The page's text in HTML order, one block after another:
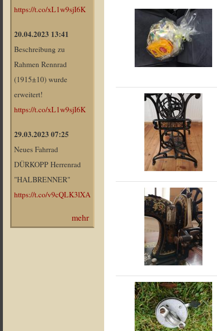
https://t.co/xL1w9sjI6K
20.04.2023 13:41
Beschreibung zu
Rahmen Rennrad
(1915±10) wurde
erweitert!
https://t.co/xL1w9sjI6K
29.03.2023 07:25
Neues Fahrrad
DÜRKOPP Herrenrad
"HALBRENNER"
https://t.co/v9cQLK3lXA
mehr